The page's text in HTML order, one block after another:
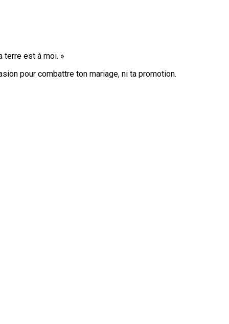
terre est à moi. »
pour combattre ton mariage, ni ta promotion.